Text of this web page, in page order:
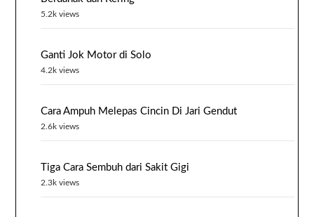
5.2k views
Ganti Jok Motor di Solo
4.2k views
Cara Ampuh Melepas Cincin Di Jari Gendut
2.6k views
Tiga Cara Sembuh dari Sakit Gigi
2.3k views